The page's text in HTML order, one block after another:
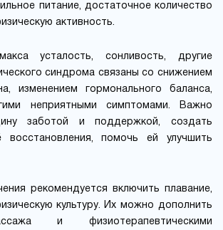
питание, достаточное количество
активность.
усталость, сонливость, другие
синдрома связаны со снижением
изменением гормонального баланса,
неприятными симптомами. Важно
заботой и поддержкой, создать
помочь ей улучшить
рекомендуется включить плавание,
культуру. Их можно дополнить
и физиотерапевтическими